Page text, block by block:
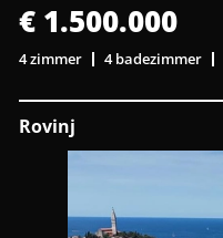
€ 1.500.000
4 zimmer 4 badezimmer
Rovinj